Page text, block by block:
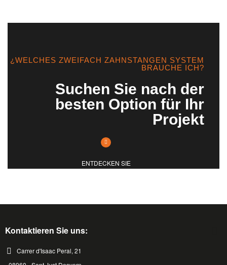
¿WELCHES ZWEIFACH ZAHNSTANGEN SYSTEM
BRAUCHE ICH?
Suchen Sie nach der
besten Option für Ihr
Projekt
ENTDECKEN SIE
Kontaktieren Sie uns:
Carrer d'Isaac Peral, 21